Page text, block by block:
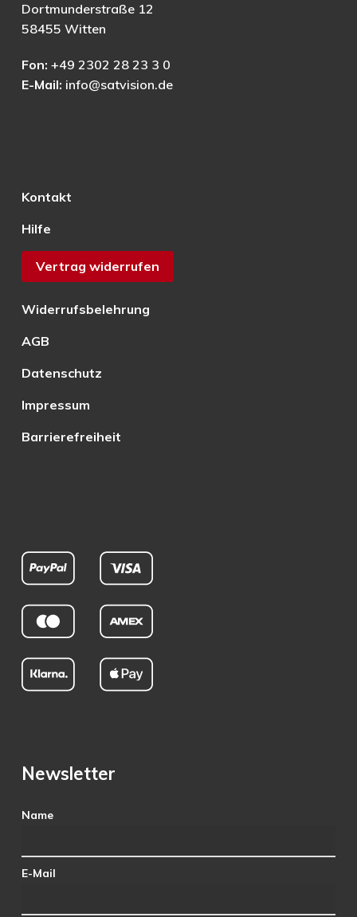
Dortmunderstraße 12
58455 Witten
Fon: +49 2302 28 23 3 0
E-Mail: info@satvision.de
Kontakt
Hilfe
Vertrag widerrufen
Widerrufsbelehrung
AGB
Datenschutz
Impressum
Barrierefreiheit
Newsletter
Name
E-Mail